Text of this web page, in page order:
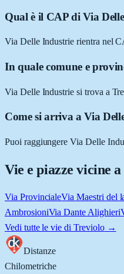
Qual è il CAP di Via
Via Delle Industrie rientra nel
In quale comune e
Via Delle Industrie si trova a
Come si arriva a Via
Puoi raggiungere Via Delle
Vie e piazze vicine a
Via ProvincialeVia Maestri del
AmbrosioniVia Dante Alighieri
Vedi tutte le vie di Treviolo→
Distanze
Chilometriche